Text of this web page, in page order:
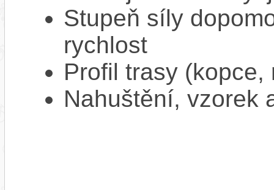
Stupeň síly
rychlost
Profil trasy
Nahuštění, vzorek